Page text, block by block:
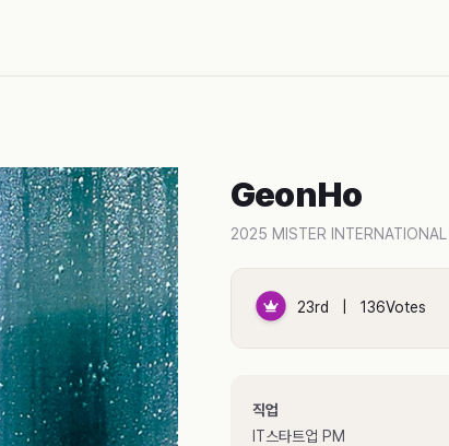
GeonHo
2025 MISTER INTERNATIONAL
23rd | 136Votes
직업
IT스타트업 PM